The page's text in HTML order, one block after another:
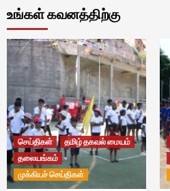
உங்கள் கவனத்திற்கு
செய்திகள்
தமிழ் தகவல் மையம்
தலையங்கம்
முக்கியச் செய்திகள்